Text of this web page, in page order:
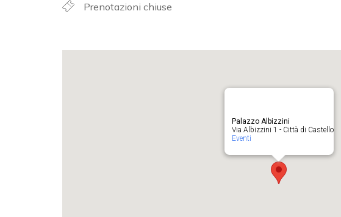
Prenotazioni chiuse
Palazzo Albizzini
Via Albizzini 1 - Città di Castello
Eventi